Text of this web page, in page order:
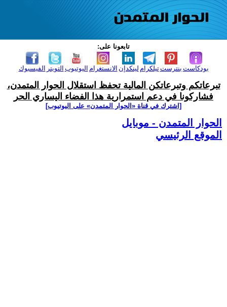
تابعونا على:
الفيسبوك التويتر اليوتيوب الانستغرام لينكدإن تيلكرامبنترست بودكاست
تبرعاتكم وتبرعاتكن المالية تحفظ استقلال الحوار المتمدن،
فشاركونا في دعم استمرارية هذا الفضاء اليساري الحر
[اشترك في قناة ‫«الحوار المتمدن» على اليوتيوب]
الحوار المتمدن - موبايل
الموقع الرئيسي